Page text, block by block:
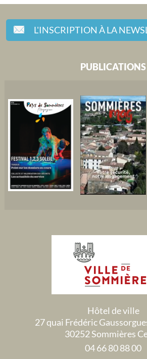
L'INSCRIPTION À LA
PUBLICATIONS
Hôtel de ville
27 quai Frédéric
30252 Sommières
04 66 80 88 00